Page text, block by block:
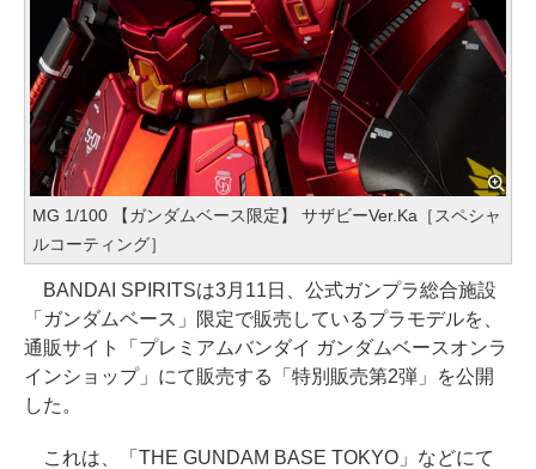
MG 1/100 【ガンダムベース限定】 サザビーVer.Ka［スペシャ
ルコーティング］
BANDAI SPIRITSは3月11日、公式ガンプラ総合施設
「ガンダムベース」限定で販売しているプラモデルを、
通販サイト「プレミアムバンダイ ガンダムベースオンラ
インショップ」にて販売する「特別販売第2弾」を公開
した。
これは、「THE GUNDAM BASE TOKYO」などにて